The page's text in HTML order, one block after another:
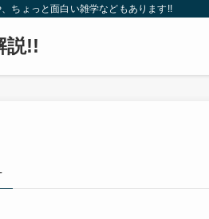
ちょっと面白い雑学などもあります!!
説!!